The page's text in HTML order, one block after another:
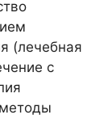
(лечебная
с